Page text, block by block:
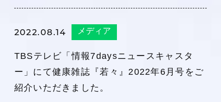
2022.08.14 メディア
TBSテレビ「情報7daysニュースキャスタ
ー」にて健康雑誌『若々』2022年6月号をご
紹介いただきました。